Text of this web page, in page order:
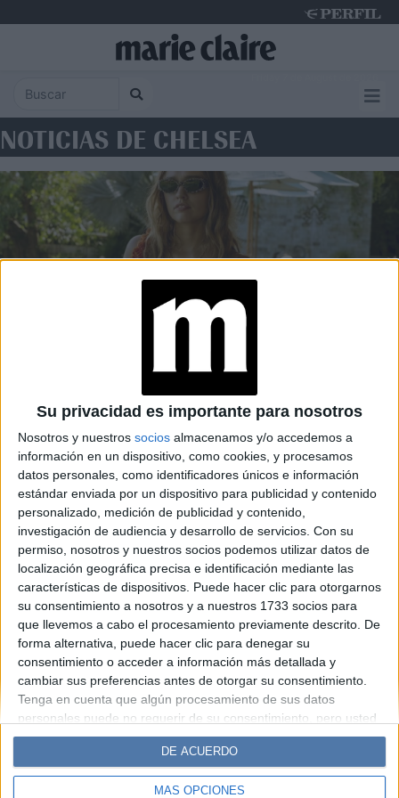
Su privacidad es importante para nosotros
Nosotros y nuestros socios almacenamos y/o accedemos a
información en un dispositivo, como cookies, y procesamos
datos personales, como identificadores únicos e información
estándar enviada por un dispositivo para publicidad y contenido
personalizado, medición de publicidad y contenido,
investigación de audiencia y desarrollo de servicios. Con su
permiso, nosotros y nuestros socios podemos utilizar datos de
localización geográfica precisa e identificación mediante las
características de dispositivos. Puede hacer clic para otorgarnos
su consentimiento a nosotros y a nuestros 1733 socios para
que llevemos a cabo el procesamiento previamente descrito. De
forma alternativa, puede hacer clic para denegar su
consentimiento o acceder a información más detallada y
cambiar sus preferencias antes de otorgar su consentimiento.
Tenga en cuenta que algún procesamiento de sus datos
personales puede no requerir de su consentimiento, pero usted
tiene el derecho de rechazar tal procesamiento. Sus
preferencias se aplicarán solo a este sitio web. Puede cambiar
sus preferencias o retirar su consentimiento en cualquier
momento volviendo a este sitio y haciendo clic en el botón
MÁS OPCIONES
DE ACUERDO
NOTICIAS DE CHELSEA
MODA
The White Lotus: la bikini de
Chelsea que la consagra
como it girl
Espacio Publicitario
Diario Perfil Caras Noticias
Fortuna
Hombre
Weekend Parabrisas
Supercampo
Lunateen